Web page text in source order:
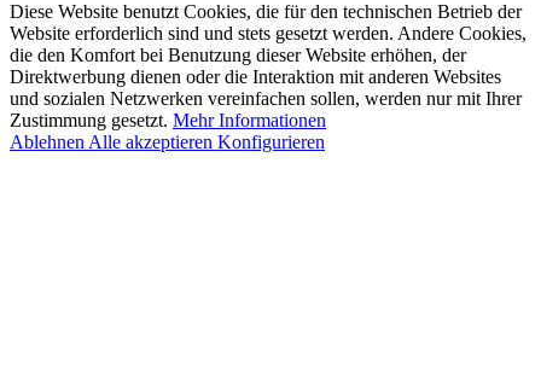
Diese Website benutzt Cookies, die für den technischen Betrieb der
Website erforderlich sind und stets gesetzt werden. Andere Cookies,
die den Komfort bei Benutzung dieser Website erhöhen, der
Direktwerbung dienen oder die Interaktion mit anderen Websites
und sozialen Netzwerken vereinfachen sollen, werden nur mit Ihrer
Zustimmung gesetzt. Mehr Informationen
Ablehnen Alle akzeptieren Konfigurieren